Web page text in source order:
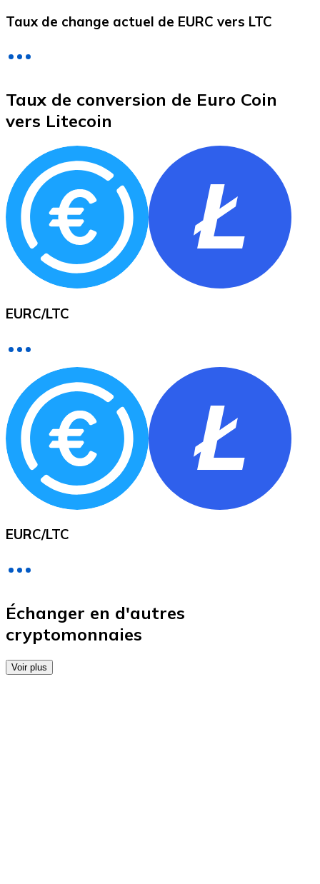
XRP
XRP
Voir toutes
Achetez des cryptomonnaies en espèces et d'autres
Virement SEPA
Ajoutez des fonds à votre compte Bitnovo ou
Acheter avec virement bancaire
Carte de crédit / débit
Utilisez les cartes Visa et Mastercard pour acheter
Acheter avec carte
Boutique - Cartes
Aller à la boutique de cartes-cadeaux
Taux de change actuel de EURC vers LTC
Taux de conversion de Euro Coin
vers Litecoin
EURC/LTC
EURC/LTC
Échanger en d'autres
cryptomonnaies
Voir plus